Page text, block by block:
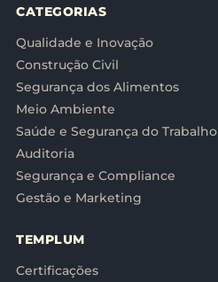
CATEGORIAS
Qualidade e Inovação
Construção Civil
Segurança dos Alimentos
Meio Ambiente
Saúde e Segurança do Trabalho
Auditoria
Segurança e Compliance
Gestão e Marketing
TEMPLUM
Certificações